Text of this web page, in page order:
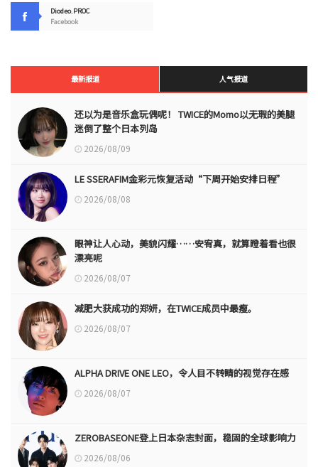
Diodeo.PROC
Facebook
最新报道 人气报道
还以为是音乐盒玩偶呢！ TWICE的Momo以无瑕的美腿
迷倒了整个日本列岛
2026/08/09
LE SSERAFIM金彩元恢复活动“下周开始安排日程”
2026/08/08
眼神让人心动，美貌闪耀……安宥真，就算瞪着看也很
漂亮呢
2026/08/07
减肥大获成功的郑妍，在TWICE成员中最瘦。
2026/08/07
ALPHA DRIVE ONE LEO，令人目不转睛的视觉存在感
2026/08/07
ZEROBASEONE登上日本杂志封面，稳固的全球影响力
2026/08/06